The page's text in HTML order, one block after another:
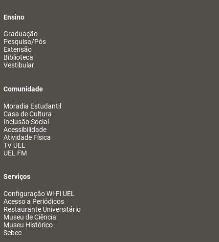
Ensino
Graduação
Pesquisa/Pós
Extensão
Biblioteca
Vestibular
Comunidade
Moradia Estudantil
Casa de Cultura
Inclusão Social
Acessibilidade
Atividade Física
TV UEL
UEL FM
Serviços
Configuração Wi-Fi UEL
Acesso a Periódicos
Restaurante Universitário
Museu de Ciência
Museu Histórico
Sebec